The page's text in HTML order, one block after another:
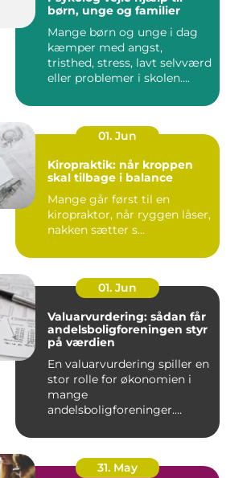
børn, unge og familier
Mange børn og unge i dag
kæmper med angst,
tristhed, stress, lavt selvværd
eller problemer i skolen....
01. Jun
Kiropraktik: når kroppen
skal tilbage i balance
Mange går først til en
kiropraktor, når ryggen låser,
nakken sætter s...
01. Jun
Valuarvurdering: sådan får
andelsboligforeningen styr
på værdien
En valuarvurdering spiller en
stor rolle for økonomien i
mange
andelsboligforeninger.
31. May